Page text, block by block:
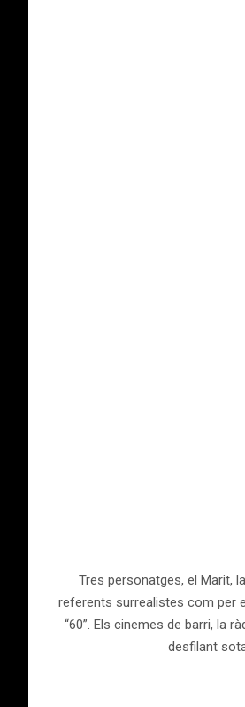
Tres personatges, el Marit,
referents surrealistes com per
“60”. Els cinemes de barri, la
desfilant